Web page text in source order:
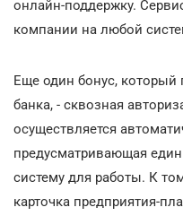
онлайн-поддержку.
компании на любой
Еще один бонус,
банка, - сквозная
осуществляется
предусматривающая
систему для работы. К
карточка предприятия-